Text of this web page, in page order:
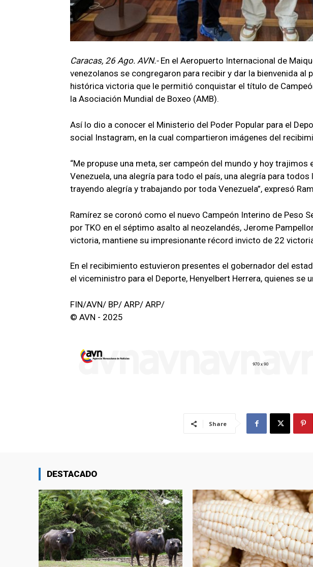
Caracas, 26 Ago. AVN.- En el Aeropuerto Internacional de
venezolanos se congregaron para recibir y dar la bienvenida al
histórica victoria que le permitió conquistar el título de
la Asociación Mundial de Boxeo (AMB).
Así lo dio a conocer el Ministerio del Poder Popular para el
social Instagram, en la cual compartieron imágenes del
“Me propuse una meta, ser campeón del mundo y hoy trajimos
Venezuela, una alegría para todo el país, una alegría para
trayendo alegría y trabajando por toda Venezuela”, expresó
Ramírez se coronó como el nuevo Campeón Interino de Peso
por TKO en el séptimo asalto al neozelandés, Jerome
victoria, mantiene su impresionante récord invicto de 22
En el recibimiento estuvieron presentes el gobernador del
el viceministro para el Deporte, Henyelbert Herrera, quienes se
FIN/AVN/ BP/ ARP/ ARP/
© AVN - 2025
Share
DESTACADO